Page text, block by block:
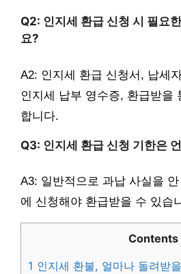
Q2: 인지세 환급 신청 시 필요
요?
A2: 인지세 환급 신청서, 납세
인지세 납부 영수증, 환급받을
합니다.
Q3: 인지세 환급 신청 기한은
A3: 일반적으로 과납 사실을
에 신청해야 환급받을 수 있습
Contents
1 인지세 환불, 얼마나 돌려받